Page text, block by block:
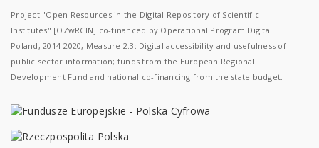
Project "Open Resources in the Digital Repository of Scientific
Institutes" [OZwRCIN] co-financed by Operational Program Digital
Poland, 2014-2020, Measure 2.3: Digital accessibility and usefulness of
public sector information; funds from the European Regional
Development Fund and national co-financing from the state budget.